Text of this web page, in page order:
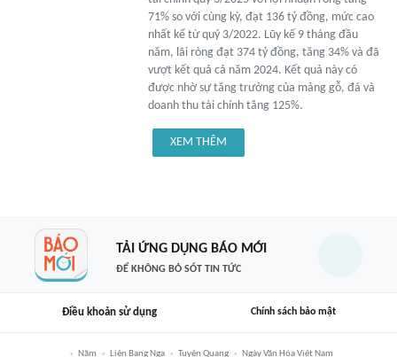
71% so với cùng kỳ, đạt 136 tỷ đồng, mức cao
nhất kể từ quý 3/2022. Lũy kế 9 tháng đầu
năm, lãi ròng đạt 374 tỷ đồng, tăng 34% và đã
vượt kết quả cả năm 2024. Kết quả này có
được nhờ sự tăng trưởng của mảng gỗ, đá và
doanh thu tài chính tăng 125%.
XEM THÊM
TẢI ỨNG DỤNG BÁO MỚI
ĐỂ KHÔNG BỎ SÓT TIN TỨC
Điều khoản sử dụng Chính sách bảo mật
Năm Liên Bang Nga Tuyên Quang Ngày Văn Hóa Việt Nam